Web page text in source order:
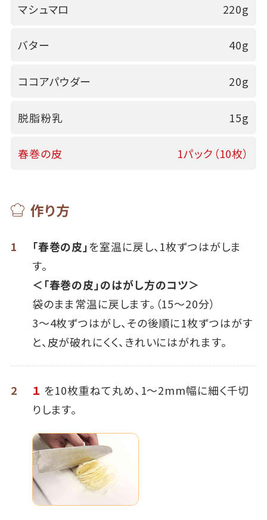
マシュマロ 220g
バター 40g
ココアパウダー 20g
脱脂粉乳 15g
春巻の皮 1パック（10枚）
作り方
1 「春巻の皮」を室温に戻し、1枚ずつはがしま
す。
＜「春巻の皮」のはがし方のコツ＞
袋のまま常温に戻します。（15～20分）
3～4枚ずつはがし、その後順に1枚ずつはがす
と、皮が破れにくく、きれいにはがれます。
2 １ を10枚重ねて丸め、1～2mm幅に細く千切
りします。